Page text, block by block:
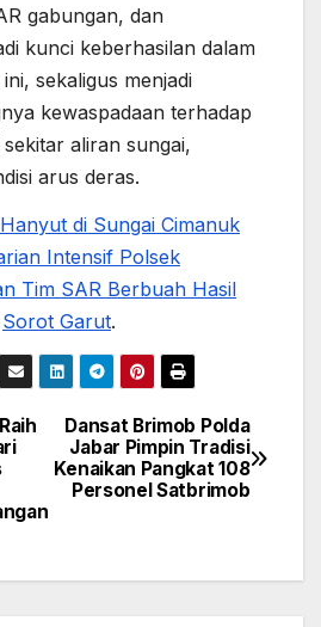
gabungan, dan
kunci keberhasilan dalam
sekaligus menjadi
kewaspadaan terhadap
aliran sungai,
arus deras.
di Sungai Cimanuk
Intensif Polsek
Tim SAR Berbuah Hasil
Sorot Garut.
Dansat Brimob Polda
Jabar Pimpin Tradisi
Kenaikan Pangkat 108
Personel Satbrimob